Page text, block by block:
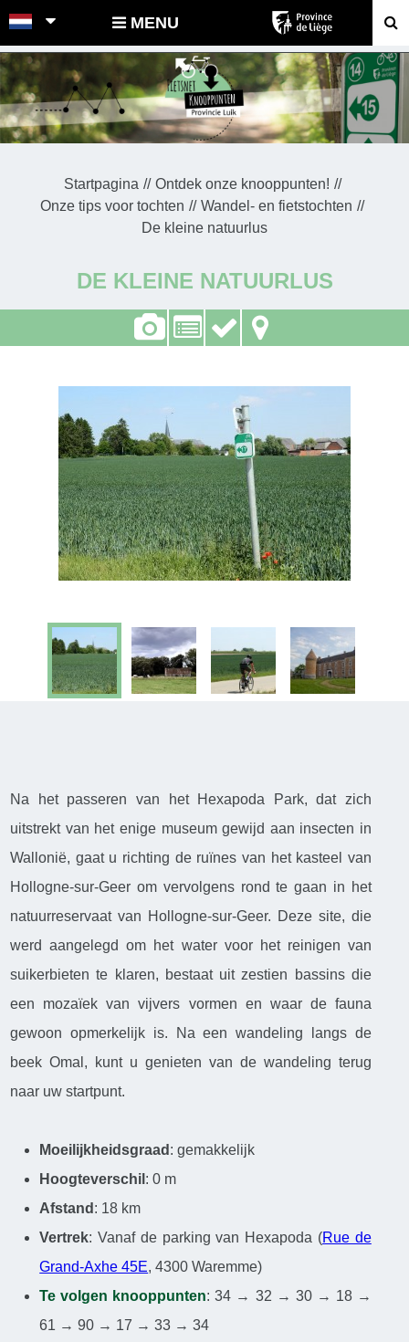
POINTS-NOEUDS MENU
Startpagina
Ontdek onze knooppunten!
Onze tips voor tochten
Wandel- en fietstochten
De kleine natuurlus
DE KLEINE NATUURLUS
Na het passeren van het Hexapoda Park, dat zich
uitstrekt van het enige museum gewijd aan insecten in
Wallonië, gaat u richting de ruïnes van het kasteel van
Hollogne-sur-Geer om vervolgens rond te gaan in het
natuurreservaat van Hollogne-sur-Geer. Deze site, die
werd aangelegd om het water voor het reinigen van
suikerbieten te klaren, bestaat uit zestien bassins die
een mozaïek van vijvers vormen en waar de fauna
gewoon opmerkelijk is. Na een wandeling langs de
beek Omal, kunt u genieten van de wandeling terug
naar uw startpunt.
Moeilijkheidsgraad : gemakkelijk
Hoogteverschil : 0 m
Afstand : 18 km
Vertrek: Vanaf de parking van Hexapoda (Rue de
Grand-Axhe 45E, 4300 Waremme)
Te volgen knooppunten: 34 → 32 → 30 → 18 →
61 → 90 → 17 → 33 → 34